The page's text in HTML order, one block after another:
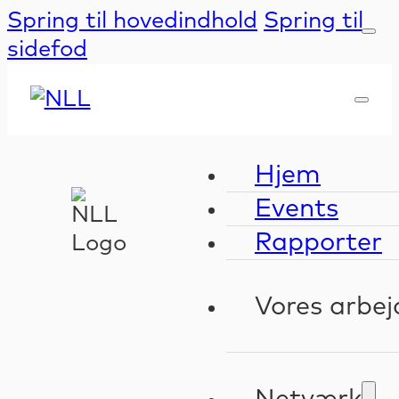
Spring til hovedindhold Spring til
sidefod
Hjem
Events
Rapporter
Vores